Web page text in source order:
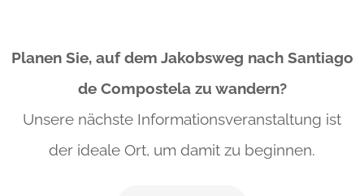
Planen Sie, auf dem Jakobsweg nach Santiago
de Compostela zu wandern?
Unsere nächste Informationsveranstaltung ist
der ideale Ort, um damit zu beginnen.